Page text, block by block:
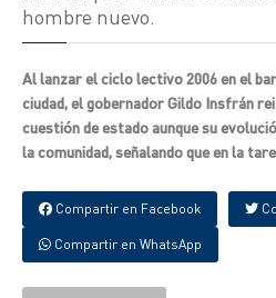
hombre nuevo.
Al lanzar el ciclo lectivo 2006 en el
ciudad, el gobernador Gildo Insfrán
cuestión de estado aunque su
la comunidad, señalando que en la
Compartir en Facebook
Compartir en WhatsApp